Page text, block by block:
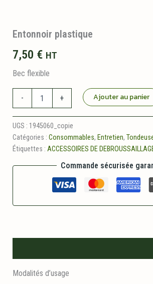
Entonnoir plastique
7,50 € HT
Bec flexible
-
plastique
+ Ajouter au panier
UGS : 1945060_copie
Catégories : Consommables, Entretien,
Étiquettes : ACCESSOIRES DE
Commande sécurisée
Modalités d’usage